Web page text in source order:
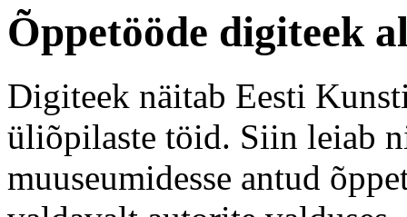
Õppetööde digiteek
Digiteek näitab Eesti
üliõpilaste töid. Siin leiab
muuseumidesse antud